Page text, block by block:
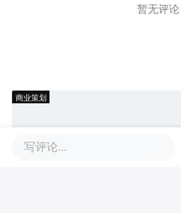
暂无评论
商业策划
写评论...